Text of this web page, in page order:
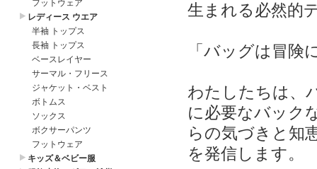
生まれる必然的
「バッグは冒険
わたしたちは、
に必要なバック
らの気づきと知
を発信します。